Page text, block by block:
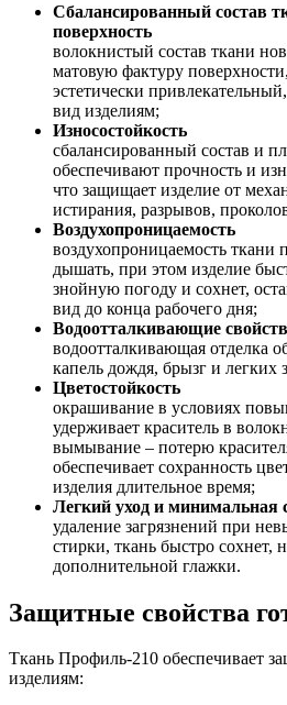
Сбалансированный состав
поверхность
волокнистый состав ткани
матовую фактуру
эстетически
вид изделиям;
Износостойкость
сбалансированный состав и
обеспечивают прочность и
что защищает изделие от
истирания, разрывов,
Воздухопроницаемость
воздухопроницаемость ткани
дышать, при этом изделие
знойную погоду и сохнет,
вид до конца рабочего дня;
Водоотталкивающие
водоотталкивающая отделка
капель дождя, брызг и легких
Цветостойкость
окрашивание в условиях
удерживает краситель в
вымывание – потерю
обеспечивает сохранность
изделия длительное время;
Легкий уход и минимальная
удаление загрязнений при
стирки, ткань быстро сохнет,
дополнительной глажки.
Защитные свойства
Ткань Профиль-210 обеспечивает
изделиям: